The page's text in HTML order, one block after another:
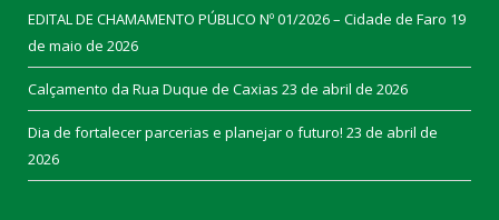
EDITAL DE CHAMAMENTO PÚBLICO Nº 01/2026 – Cidade de Faro 19
de maio de 2026
Calçamento da Rua Duque de Caxias 23 de abril de 2026
Dia de fortalecer parcerias e planejar o futuro! 23 de abril de
2026